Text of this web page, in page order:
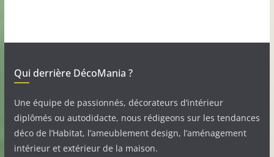
Qui derrière DécoMania ?
Une équipe de passionnés, décorateurs d’intérieur
diplômés ou autodidacte, nous rédigeons sur les tendances
déco de l’Habitat, l’ameublement design, l’aménagement
intérieur et extérieur de la maison.